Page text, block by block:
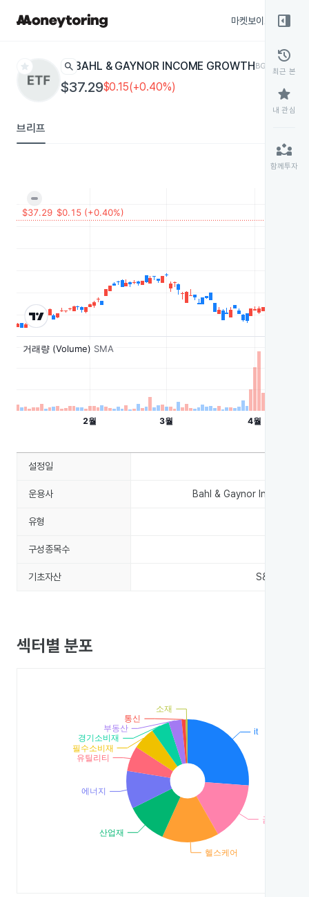
마켓보이스
star search BAHL & GAYNOR INCOME GROWTHBGIG ETF
$37.29$0.15(+0.40%)
브리프
right_panel_open
history
최근 본
star
내 관심
partner_exchange
함께투자